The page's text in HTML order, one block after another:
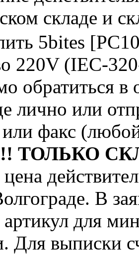
складе и
5bites
220V (IEC-
лично или
факс
ТОЛЬКО
цена
В
артикул для
Для выписки